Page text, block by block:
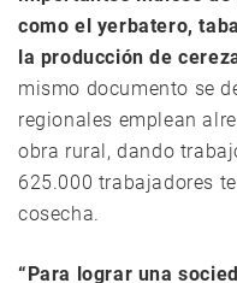
como el yerbatero,
la producción de
mismo documento se
regionales emplean
obra rural, dando
625.000 trabajadores
cosecha.
“Para lograr una